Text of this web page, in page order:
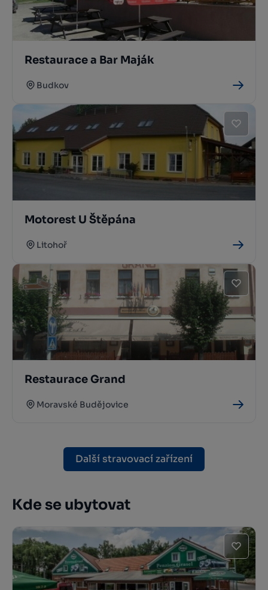
Restaurace a Bar Maják
Budkov
Motorest U Štěpána
Litohoř
Restaurace Grand
Moravské Budějovice
Další stravovací zařízení
Kde se ubytovat